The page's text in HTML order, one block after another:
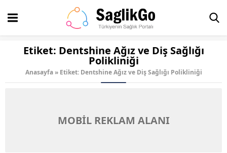
Etiket: Dentshine Ağız ve Diş Sağlığı
Polikliniği
Anasayfa » Etiket: Dentshine Ağız ve Diş Sağlığı Polikliniği
MOBİL REKLAM ALANI